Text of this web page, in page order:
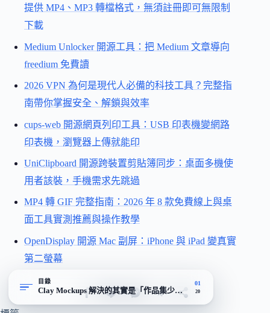
提供 MP4、MP3 轉檔格式，無須註冊即可無限制
下載
Medium Unlocker 開源工具：把 Medium 文章導向
freedium 免費讀
2026 VPN 為何是現代人必備的科技工具？完整指
南帶你掌握安全、解鎖與效率
cups-web 開源網頁列印工具：USB 印表機變網路
印表機，瀏覽器上傳就能印
UniClipboard 開源跨裝置剪貼簿同步：桌面多機使
用者該裝，手機需求先跳過
MP4 轉 GIF 完整指南：2026 年 8 款免費線上與桌
面工具實測推薦與操作教學
OpenDisplay 開源 Mac 副屏：iPhone 與 iPad 變真實
第二螢幕
目錄
Clay Mockups 解決的其實是「作品集少了那層外框」這件事
01
20